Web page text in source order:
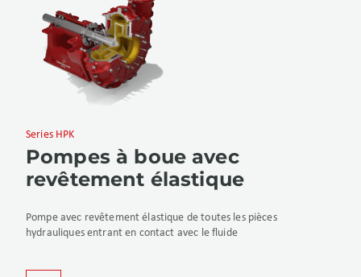
Series HPK
Pompes à boue avec
revêtement élastique
Pompe avec revêtement élastique de toutes les pièces
hydrauliques entrant en contact avec le fluide